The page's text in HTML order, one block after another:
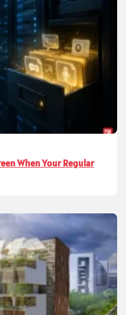
When Your Regular